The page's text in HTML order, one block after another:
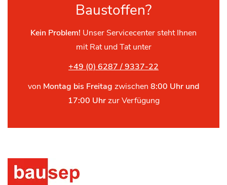
Baustoffen?
Kein Problem! Unser Servicecenter steht Ihnen
mit Rat und Tat unter
+49 (0) 6287 / 9337-22
von Montag bis Freitag zwischen 8:00 Uhr und
17:00 Uhrzur Verfügung